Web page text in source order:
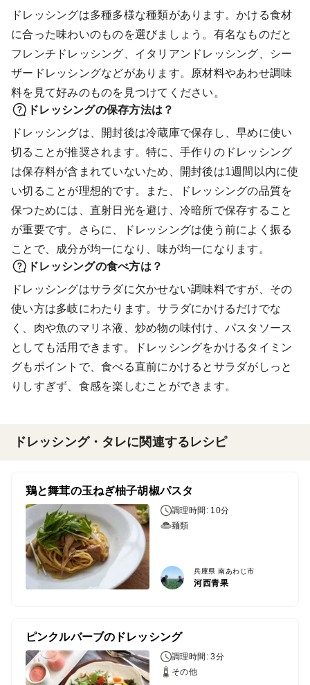
ドレッシングは多種多様な種類があります。かける食材
に合った味わいのものを選びましょう。有名なものだと
フレンチドレッシング、イタリアンドレッシング、シー
ザードレッシングなどがあります。原材料やあわせ調味
料を見て好みのものを見つけてください。
ドレッシングの保存方法は？
ドレッシングは、開封後は冷蔵庫で保存し、早めに使い
切ることが推奨されます。特に、手作りのドレッシング
は保存料が含まれていないため、開封後は1週間以内に使
い切ることが理想的です。また、ドレッシングの品質を
保つためには、直射日光を避け、冷暗所で保存すること
が重要です。さらに、ドレッシングは使う前によく振る
ことで、成分が均一になり、味が均一になります。
ドレッシングの食べ方は？
ドレッシングはサラダに欠かせない調味料ですが、その
使い方は多岐にわたります。サラダにかけるだけでな
く、肉や魚のマリネ液、炒め物の味付け、パスタソース
としても活用できます。ドレッシングをかけるタイミン
グもポイントで、食べる直前にかけるとサラダがしっと
りしすぎず、食感を楽しむことができます。
ドレッシング・タレに関連するレシピ
鶏と舞茸の玉ねぎ柚子胡椒パスタ
調理時間: 10分
麺類
兵庫県 南あわじ市
河西青果
ピンクルバーブのドレッシング
調理時間: 3分
その他